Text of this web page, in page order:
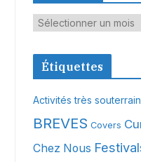
A
c
e
s
Étiquettes
Activités très
BREVES Covers
Chez Nous